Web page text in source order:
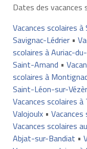
Dates des vacances
Vacances scolaires à
Savignac-Lédrier•
scolaires à Auriac-
Saint-Amand •
scolaires à
Saint-Léon-sur-
Vacances scolaires à
Valojoulx• Vacances
Vacances scolaires
Abjat-sur-Bandiat •